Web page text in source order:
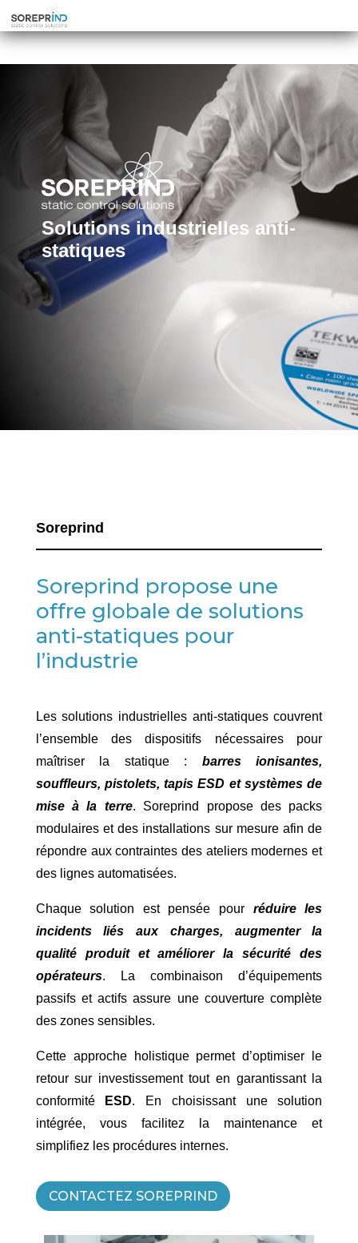
Solutions industrielles anti-
statiques
Soreprind
Soreprind propose une
offre globale de solutions
anti-statiques pour
l’industrie
Les solutions industrielles anti-statiques couvrent
l’ensemble des dispositifs nécessaires pour
maîtriser la statique : barres ionisantes,
souffleurs, pistolets, tapis ESD et systèmes de
mise à la terre. Soreprind propose des packs
modulaires et des installations sur mesure afin de
répondre aux contraintes des ateliers modernes et
des lignes automatisées.
Chaque solution est pensée pour réduire les
incidents liés aux charges, augmenter la
qualité produit et améliorer la sécurité des
opérateurs. La combinaison d’équipements
passifs et actifs assure une couverture complète
des zones sensibles.
Cette approche holistique permet d’optimiser le
retour sur investissement tout en garantissant la
conformité
ESD. En choisissant une solution
intégrée, vous facilitez la maintenance et
simplifiez les procédures internes.
CONTACTEZ SOREPRIND